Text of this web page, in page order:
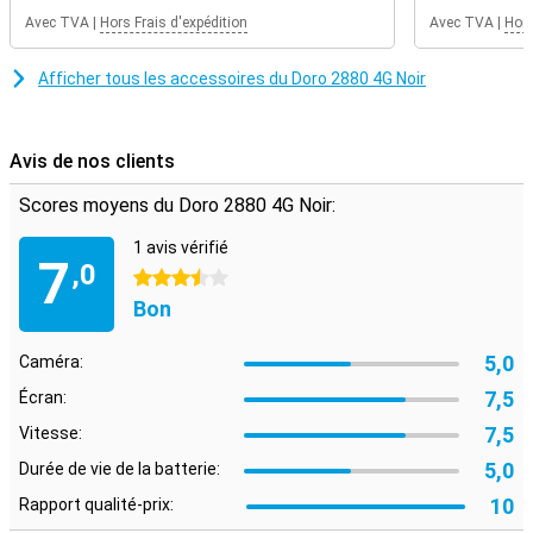
Avec TVA Hors Frais d'expédition Avec TVA
Afficher tous les accessoires du Doro 2880 4G Noir
Avis de nos clients
Scores moyens du Doro 2880 4G Noir:
7,0
1 avis vérifié
3.5 étoiles
Bon
Caméra: 5,0
Écran: 7,5
Vitesse: 7,5
Durée de vie de la batterie: 5,0
Rapport qualité-prix: 10